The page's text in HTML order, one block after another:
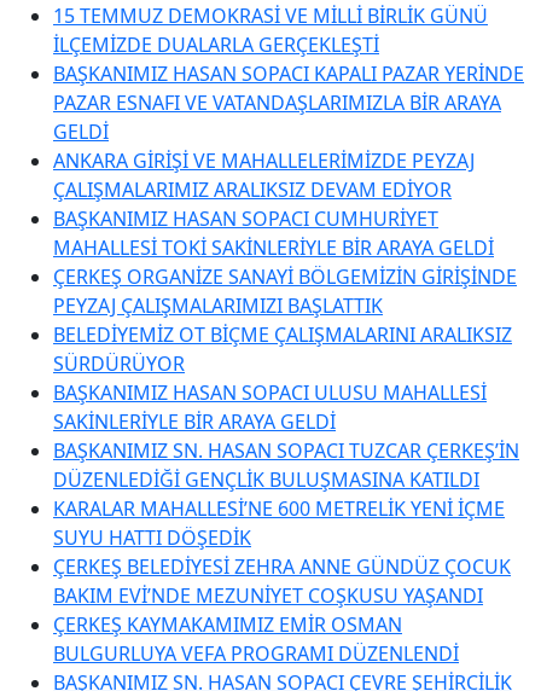
15 TEMMUZ DEMOKRASİ VE MİLLİ BİRLİK GÜNÜ
İLÇEMİZDE DUALARLA GERÇEKLEŞTİ
BAŞKANIMIZ HASAN SOPACI KAPALI PAZAR YERİNDE
PAZAR ESNAFI VE VATANDAŞLARIMIZLA BİR ARAYA
GELDİ
ANKARA GİRİŞİ VE MAHALLELERİMİZDE PEYZAJ
ÇALIŞMALARIMIZ ARALIKSIZ DEVAM EDİYOR
BAŞKANIMIZ HASAN SOPACI CUMHURİYET
MAHALLESİ TOKİ SAKİNLERİYLE BİR ARAYA GELDİ
ÇERKEŞ ORGANİZE SANAYİ BÖLGEMİZİN GİRİŞİNDE
PEYZAJ ÇALIŞMALARIMIZI BAŞLATTIK
BELEDİYEMİZ OT BİÇME ÇALIŞMALARINI ARALIKSIZ
SÜRDÜRÜYOR
BAŞKANIMIZ HASAN SOPACI ULUSU MAHALLESİ
SAKİNLERİYLE BİR ARAYA GELDİ
BAŞKANIMIZ SN. HASAN SOPACI TUZCAR ÇERKEŞ’İN
DÜZENLEDİĞİ GENÇLİK BULUŞMASINA KATILDI
KARALAR MAHALLESİ’NE 600 METRELİK YENİ İÇME
SUYU HATTI DÖŞEDİK
ÇERKEŞ BELEDİYESİ ZEHRA ANNE GÜNDÜZ ÇOCUK
BAKIM EVİ’NDE MEZUNİYET COŞKUSU YAŞANDI
ÇERKEŞ KAYMAKAMIMIZ EMİR OSMAN
BULGURLUYA VEFA PROGRAMI DÜZENLENDİ
BAŞKANIMIZ SN. HASAN SOPACI ÇEVRE ŞEHİRCİLİK